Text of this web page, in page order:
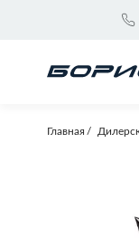
Главная